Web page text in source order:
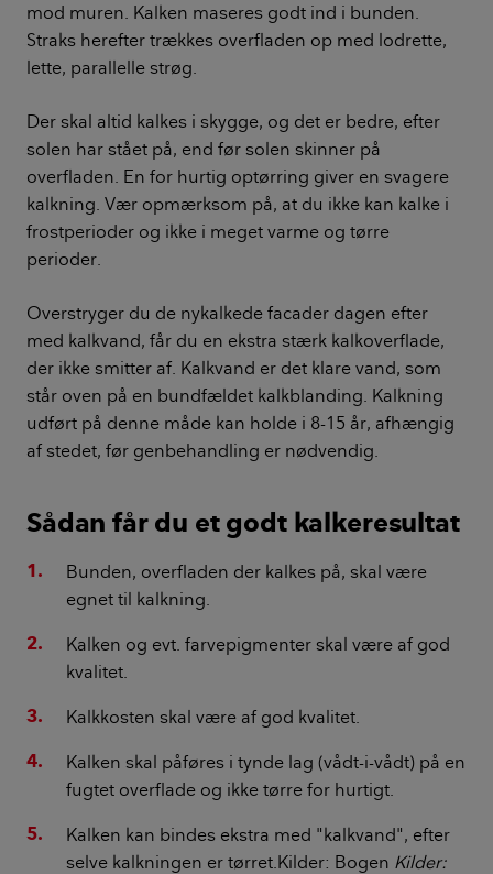
mod muren. Kalken maseres godt ind i bunden.
Straks herefter trækkes overfladen op med lodrette,
lette, parallelle strøg.
Der skal altid kalkes i skygge, og det er bedre, efter
solen har stået på, end før solen skinner på
overfladen. En for hurtig optørring giver en svagere
kalkning. Vær opmærksom på, at du ikke kan kalke i
frostperioder og ikke i meget varme og tørre
perioder.
Overstryger du de nykalkede facader dagen efter
med kalkvand, får du en ekstra stærk kalkoverflade,
der ikke smitter af. Kalkvand er det klare vand, som
står oven på en bundfældet kalkblanding. Kalkning
udført på denne måde kan holde i 8-15 år, afhængig
af stedet, før genbehandling er nødvendig.
Sådan får du et godt kalkeresultat
Bunden, overfladen der kalkes på, skal være
egnet til kalkning.
Kalken og evt. farvepigmenter skal være af god
kvalitet.
Kalkkosten skal være af god kvalitet.
Kalken skal påføres i tynde lag (vådt-i-vådt) på en
fugtet overflade og ikke tørre for hurtigt.
Kalken kan bindes ekstra med "kalkvand", efter
selve kalkningen er tørret.Kilder: Bogen Kilder: